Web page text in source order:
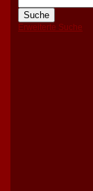
Erweiterte Suche